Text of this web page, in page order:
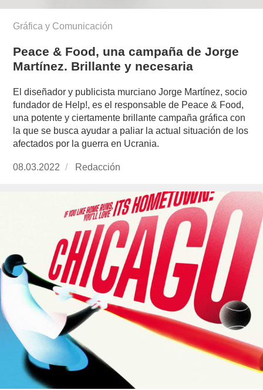
Gráfica y Comunicación
Peace & Food, una campaña de Jorge
Martínez. Brillante y necesaria
El diseñador y publicista murciano Jorge Martínez, socio
fundador de Help!, es el responsable de Peace & Food,
una potente y ciertamente brillante campaña gráfica con
la que se busca ayudar a paliar la actual situación de los
afectados por la guerra en Ucrania.
Publicado
08.03.2022 https://www.experimenta.es/author/redaccion/
Redacción